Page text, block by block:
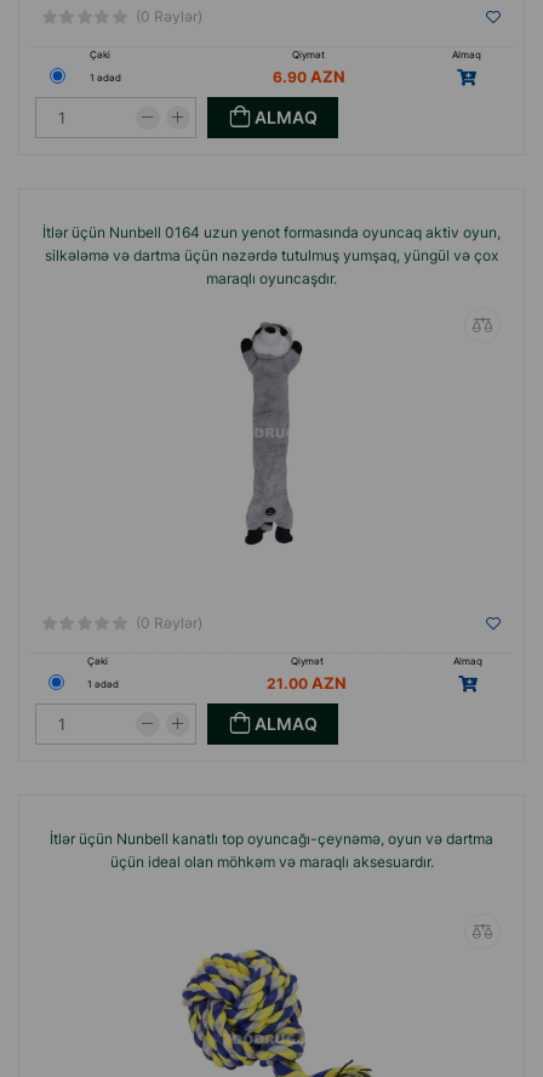
(0 Rəylər)
Çəki Qiymət
Almaq
1 ədəd
6.90
ALMAQ
İtlər üçün Nunbell 0164 uzun yenot formasında oyuncaq aktiv oyun,
silkələmə və dartma üçün nəzərdə tutulmuş yumşaq, yüngül və çox
maraqlı oyuncaşdır.
(0 Rəylər)
Çəki Qiymət
Almaq
1 ədəd
21.00
ALMAQ
İtlər üçün Nunbell kanatlı top oyuncağı-çeynəmə, oyun və dartma
üçün ideal olan möhkəm və maraqlı aksesuardır.